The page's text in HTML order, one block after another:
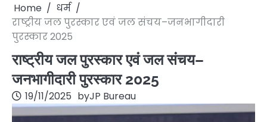
Home
धर्म
राष्ट्रीय जल पुरस्कार एवं जल संचय–जनभागीदारी
पुरस्कार 2025
राष्ट्रीय जल पुरस्कार एवं जल संचय–
जनभागीदारी पुरस्कार 2025
19/11/2025 byJP Bureau